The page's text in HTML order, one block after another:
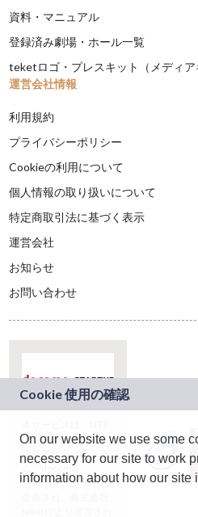
資料・マニュアル
登録済み劇場・ホール一覧
teketロゴ・プレスキット（メディア
運営会社情報
利用規約
プライバシーポリシー
Cookieの利用について
個人情報の取り扱いについて
特定商取引法に基づく表示
運営会社
お知らせ
お問い合わせ
ドコモグループの新
規事業創出プログラ
ム「docomo
STARTUP」を通じて
On our website we use some
necessary for our site to work
information about how our site